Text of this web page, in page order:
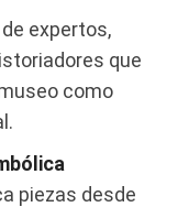
expertos,
que
como
piezas desde